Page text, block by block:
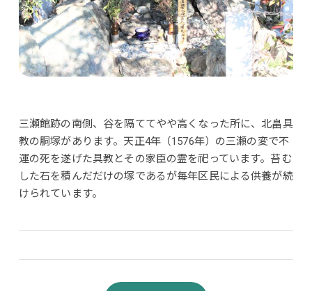
三瀬館跡の南側、谷を隔ててやや高くなった所に、北畠具
教の胴塚があります。天正4年（1576年）の三瀬の変で不
運の死を遂げた具教とその家臣の霊を祀っています。苔む
した石を積んだだけの塚であるが毎年区民による供養が続
けられています。